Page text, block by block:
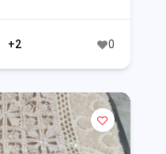
+2 0